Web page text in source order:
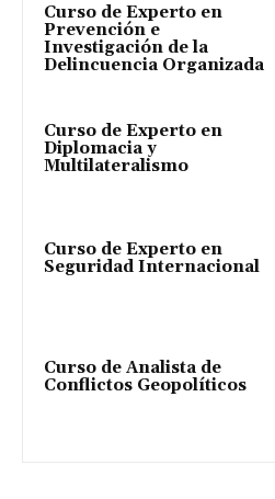
Curso de Experto en
Prevención e
Investigación de la
Delincuencia Organizada
Curso de Experto en
Diplomacia y
Multilateralismo
Curso de Experto en
Seguridad Internacional
Curso de Analista de
Conflictos Geopolíticos